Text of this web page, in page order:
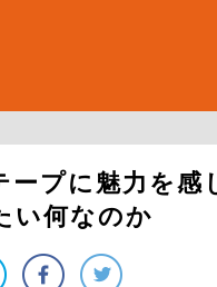
ープに魅力を感
い何なのか